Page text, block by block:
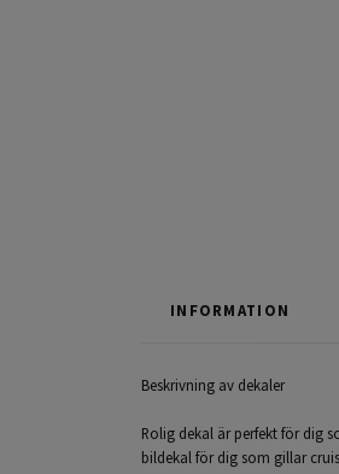
INFORMATION
Beskrivning av dekaler
Rolig dekal är perfekt för dig
bildekal för dig som gillar